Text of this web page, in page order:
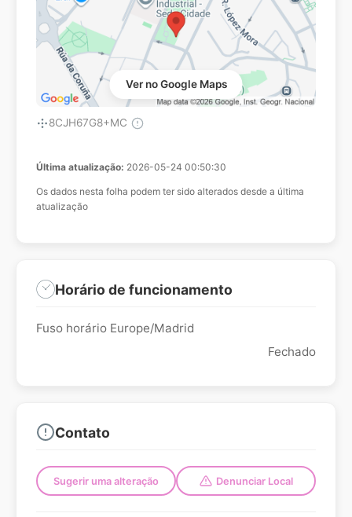
Ver no Google Maps
8CJH67G8+MC
Última atualização: 2026-05-24 00:50:30
Os dados nesta folha podem ter sido alterados desde a última
atualização
Horário de funcionamento
Fuso horário Europe/Madrid
Fechado
Contato
Sugerir uma alteração Denunciar Local